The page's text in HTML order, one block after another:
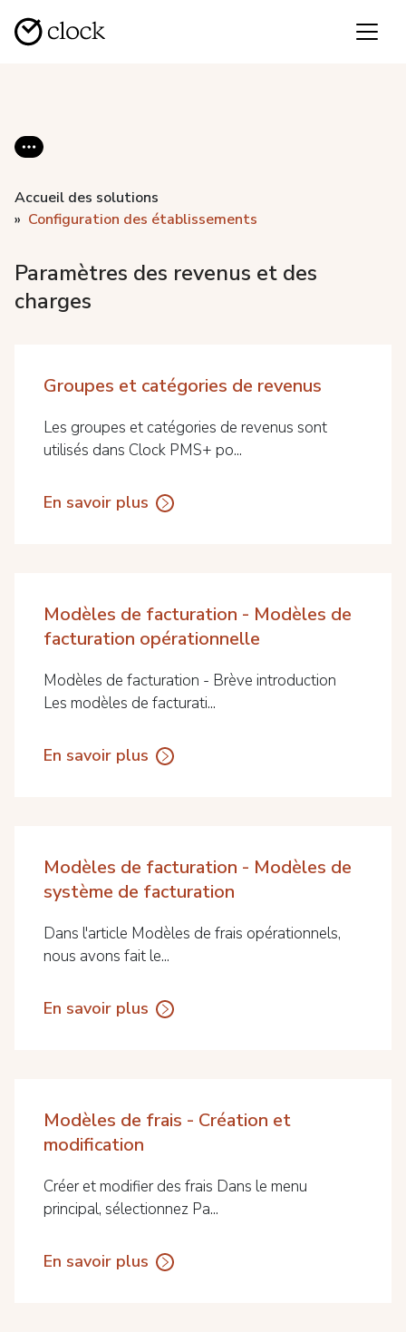
Accueil des solutions
Configuration des établissements
Paramètres des revenus et des
charges
Groupes et catégories de revenus
Les groupes et catégories de revenus sont
utilisés dans Clock PMS+ po...
En savoir plus
Modèles de facturation - Modèles de
facturation opérationnelle
Modèles de facturation - Brève introduction
Les modèles de facturati...
En savoir plus
Modèles de facturation - Modèles de
système de facturation
Dans l'article Modèles de frais opérationnels,
nous avons fait le...
En savoir plus
Modèles de frais - Création et
modification
Créer et modifier des frais Dans le menu
principal, sélectionnez Pa...
En savoir plus